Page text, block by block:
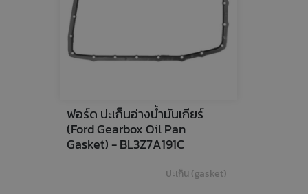
ฟอร์ด ปะเก็นอ่างน้ำมันเกียร์
(Ford Gearbox Oil Pan
Gasket) - BL3Z7A191C
ปะเก็น (gasket)